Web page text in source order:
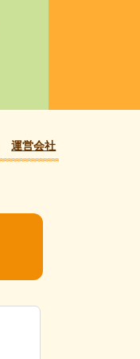
運営会社